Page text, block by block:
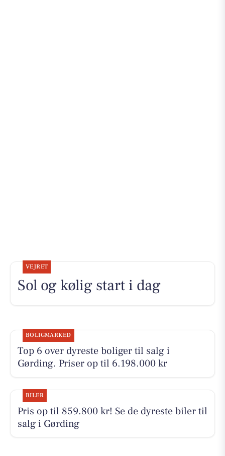
VEJRET
Sol og kølig start i dag
BOLIGMARKED
Top 6 over dyreste boliger til salg i
Gørding. Priser op til 6.198.000 kr
BILER
Pris op til 859.800 kr! Se de dyreste biler til
salg i Gørding